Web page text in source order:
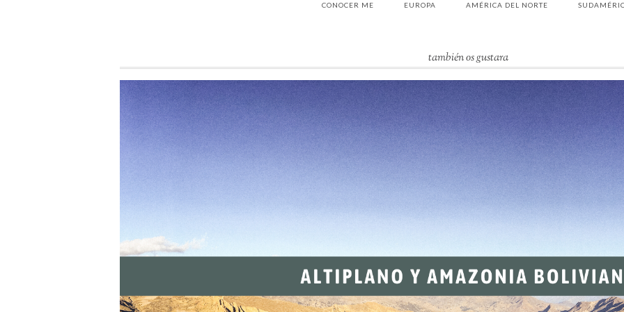
CONOCER ME EUROPA AMÉRICA DEL NORTE
también os gustara